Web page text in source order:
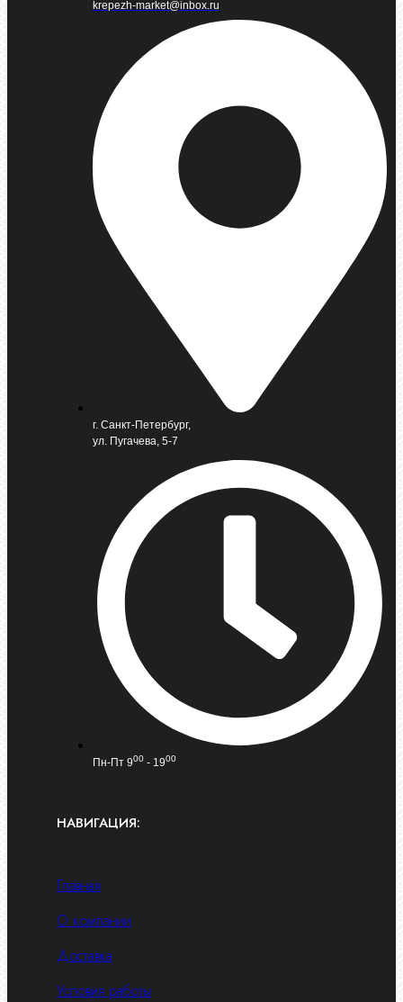
krepezh-market@inbox.ru
г. Санкт-Петербург,
ул. Пугачева, 5-7
Пн-Пт 900 - 1900
НАВИГАЦИЯ:
Главная
О компании
Доставка
Условия работы